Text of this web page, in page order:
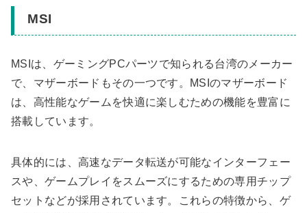
MSI
MSIは、ゲーミングPCパーツで知られる台湾のメーカー
で、マザーボードもその一つです。MSIのマザーボード
は、高性能なゲームを快適に楽しむための機能を豊富に
搭載しています。
具体的には、高速なデータ転送が可能なインターフェー
スや、ゲームプレイをスムーズにするための専用チップ
セットなどが採用されています。これらの特徴から、ゲ